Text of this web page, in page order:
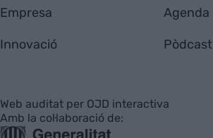
Empresa
Innovació
Agenda
Pòdcast
Web auditat per OJD interactiva
Amb la col·laboració de: